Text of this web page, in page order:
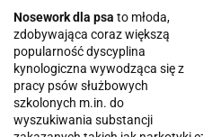
Nosework dla psa to młoda,
zdobywająca coraz większą
popularność dyscyplina
kynologiczna wywodząca się z
pracy psów służbowych
szkolonych m.in. do
wyszukiwania substancji